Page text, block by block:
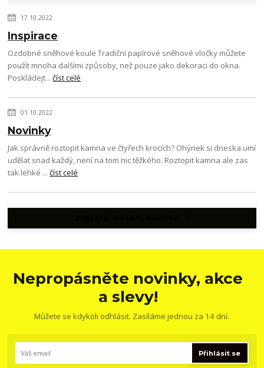
17.10.2022
Inspirace
Ozdobné sněhové koule Tradiční papírové sněhové vločky můžete
použít mnoha dalšími způsoby, než pouze jako dekoraci do okna.
Poskládejt...číst celé
01.10.2022
Novinky
Jak správně roztopit kamna ve čtyřech krocích? Ohýnek si dneska umí
udělat snad každý, není na tom nic těžkého. Roztopit kamna ale zas
tak lehké ...číst celé
Nepropásněte novinky, akce
a slevy!
Můžete se kdykoli odhlásit. Zasíláme jednou za 14 dní.
Přihlásit se